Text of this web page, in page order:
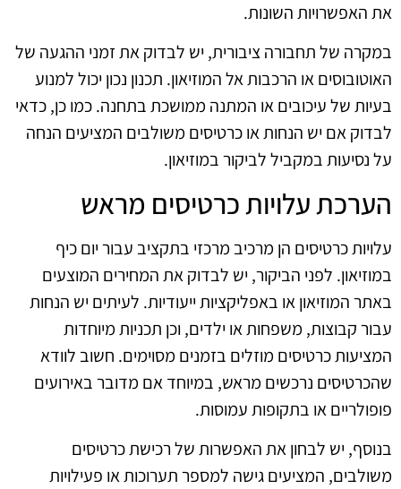
את האפשרויות השונות.
במקרה של תחבורה ציבורית, יש לבדוק את זמני ההגעה של
האוטובוסים או הרכבות אל המוזיאון. תכנון נכון יכול למנוע
בעיות של עיכובים או המתנה ממושכת בתחנה. כמו כן, כדאי
לבדוק אם יש הנחות או כרטיסים משולבים המציעים הנחה
על נסיעות במקביל לביקור במוזיאון.
הערכת עלויות כרטיסים מראש
עלויות כרטיסים הן מרכיב מרכזי בתקציב עבור יום כיף
במוזיאון. לפני הביקור, יש לבדוק את המחירים המוצעים
באתר המוזיאון או באפליקציות ייעודיות. לעיתים יש הנחות
עבור קבוצות, משפחות או ילדים, וכן תכניות מיוחדות
המציעות כרטיסים מוזלים בזמנים מסוימים. חשוב לוודא
שהכרטיסים נרכשים מראש, במיוחד אם מדובר באירועים
פופולריים או בתקופות עמוסות.
בנוסף, יש לבחון את האפשרות של רכישת כרטיסים
משולבים, המציעים גישה למספר תערוכות או פעילויות